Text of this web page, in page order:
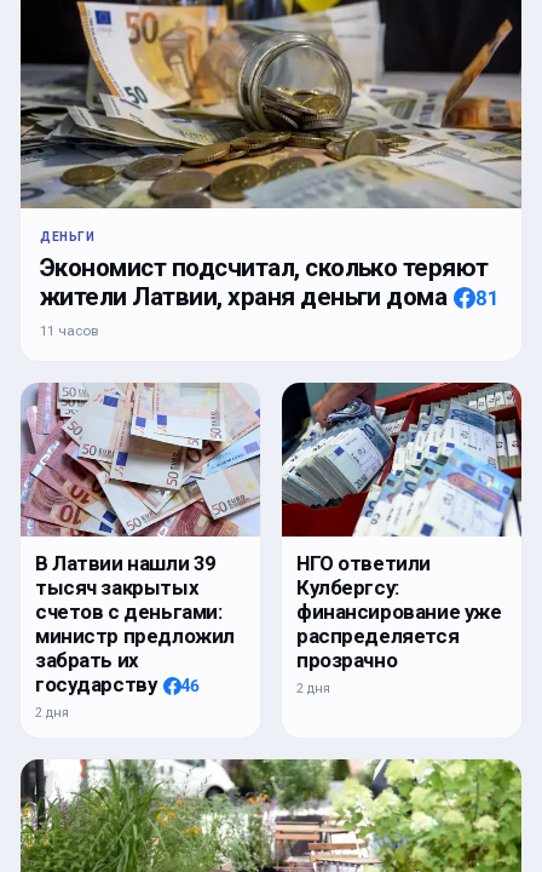
ДЕНЬГИ
Экономист подсчитал, сколько теряют
жители Латвии, храня деньги дома
81
11 часов
В Латвии нашли 39
тысяч закрытых
счетов с деньгами:
министр предложил
забрать их
государству
46
2 дня
НГО ответили
Кулбергсу:
финансирование уже
распределяется
прозрачно
2 дня